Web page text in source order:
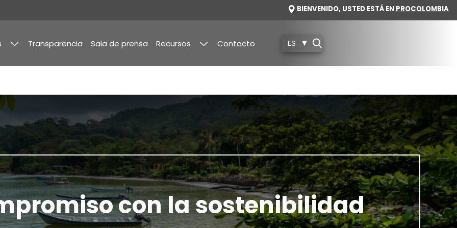
IMAGE
BIENVENIDO, USTED ESTÁ EN PROCOLOMBIA
Transparencia Sala de prensa Recursos
Estudios
Mercado
Memorias
Contacto ES
con la sostenibilidad